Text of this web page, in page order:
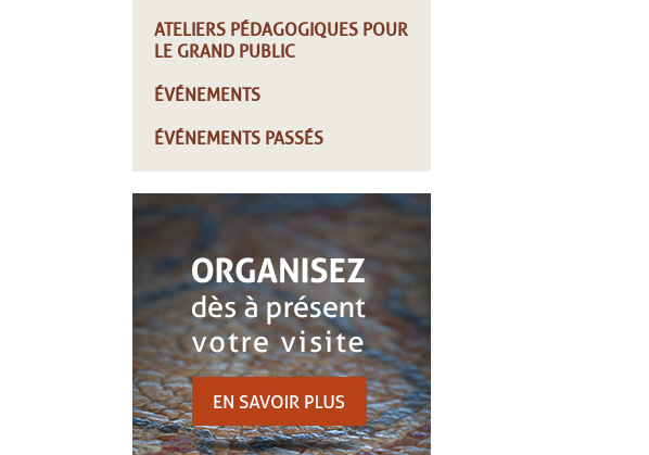
ATELIERS PÉDAGOGIQUES POUR
LE GRAND PUBLIC
ÉVÉNEMENTS
ÉVÉNEMENTS PASSÉS